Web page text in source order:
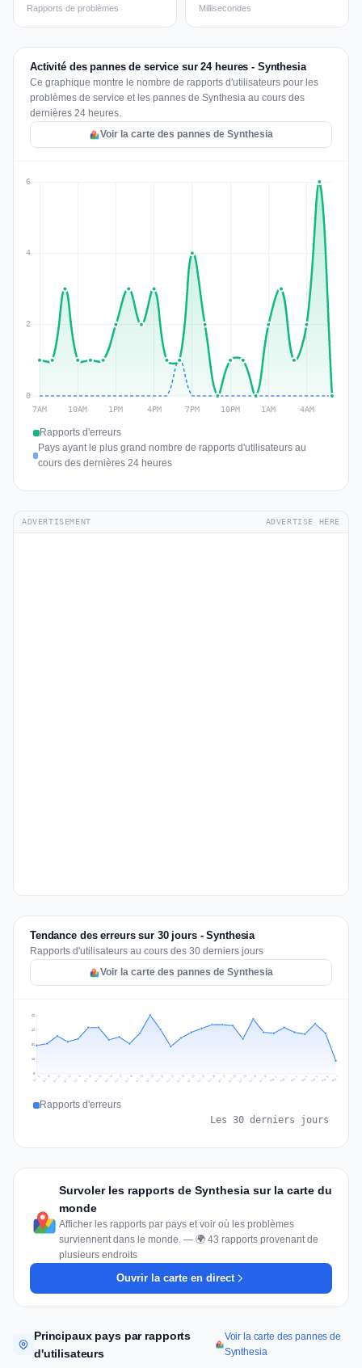
Rapports de problèmes Millisecondes
Activité des pannes de service sur 24 heures - Synthesia
Ce graphique montre le nombre de rapports d'utilisateurs pour les
problèmes de service et les pannes de Synthesia au cours des
dernières 24 heures.
Voir la carte des pannes de Synthesia
Rapports d'erreurs
Pays ayant le plus grand nombre de rapports d'utilisateurs au
cours des dernières 24 heures
ADVERTISEMENT ADVERTISE HERE
Tendance des erreurs sur 30 jours - Synthesia
Rapports d'utilisateurs au cours des 30 derniers jours
Voir la carte des pannes de Synthesia
16
31
47
62
Jul 9 Jul 10 Jul 11 Jul 12 Jul 13 Jul 14 Jul 15 Jul 16 Jul 17 Jul 18 Jul 19 Jul 20 Jul 21 Jul 22 Jul 23 Jul 24 Jul 25 Jul 26 Jul 27 Jul 28 Jul 29 Jul 30 Jul 31 Aug 1 Aug 2 Aug 3 Aug 4 Aug 5 Aug 6 Aug 7
Rapports d'erreurs
Les 30 derniers jours
Survoler les rapports de Synthesia sur la carte du
monde
Afficher les rapports par pays et voir où les problèmes
surviennent dans le monde. — 🌍 43 rapports provenant de
plusieurs endroits
Ouvrir la carte en direct
Principaux pays par rapports
d'utilisateurs
Voir la carte des pannes de
Synthesia